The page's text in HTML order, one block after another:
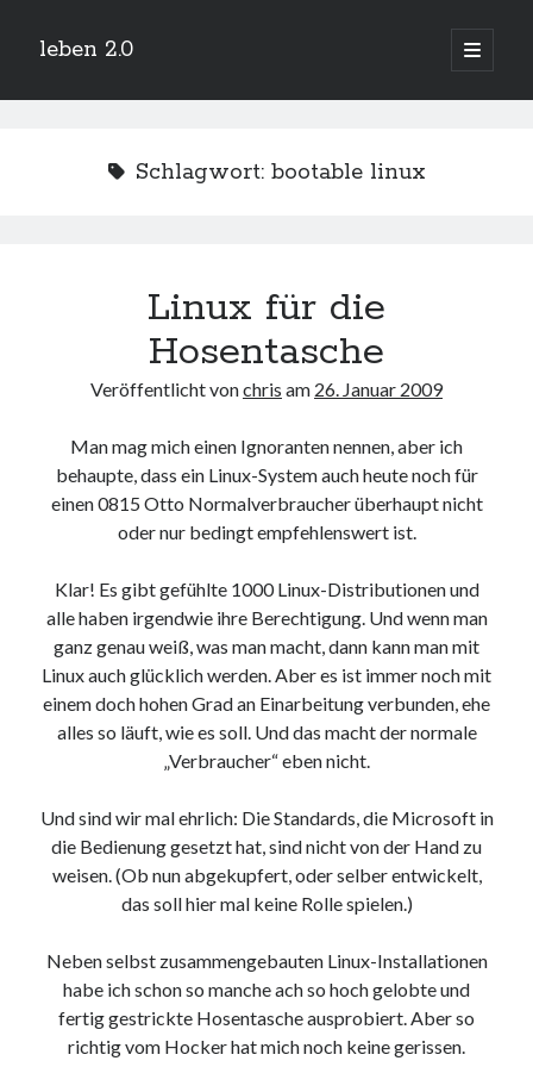
leben 2.0
öffnen
Sidebar
Arduino und BME 280
Minecraft-Server
icinga critical/config: Error: Stack overflow while evaluating expression:
Recursion level too deep.
1. April 2018
Winterhüttentour 2018
Neueste Kommentare
Michaelzuthe wink of nintendo DS lite
chriszu VGN-P11Z auf SSD
JanzuVGN-P11Z auf SSD
VGN-P11Z Downgrade
Kategorien
Allgemein
Gadgets
Mikrocontroller
Nützliches
Schlagwort: bootable linux
Linux für die
Hosentasche
Veröffentlicht vonchris am 26. Januar 2009
Man mag mich einen Ignoranten nennen, aber ich
behaupte, dass ein Linux-System auch heute noch für
einen 0815 Otto Normalverbraucher überhaupt nicht
oder nur bedingt empfehlenswert ist.
Klar! Es gibt gefühlte 1000 Linux-Distributionen und
alle haben irgendwie ihre Berechtigung. Und wenn man
ganz genau weiß, was man macht, dann kann man mit
Linux auch glücklich werden. Aber es ist immer noch mit
einem doch hohen Grad an Einarbeitung verbunden, ehe
alles so läuft, wie es soll. Und das macht der normale
„Verbraucher“ eben nicht.
Und sind wir mal ehrlich: Die Standards, die Microsoft in
die Bedienung gesetzt hat, sind nicht von der Hand zu
weisen. (Ob nun abgekupfert, oder selber entwickelt,
das soll hier mal keine Rolle spielen.)
Neben selbst zusammengebauten Linux-Installationen
habe ich schon so manche ach so hoch gelobte und
fertig gestrickte Hosentasche ausprobiert. Aber so
richtig vom Hocker hat mich noch keine gerissen.